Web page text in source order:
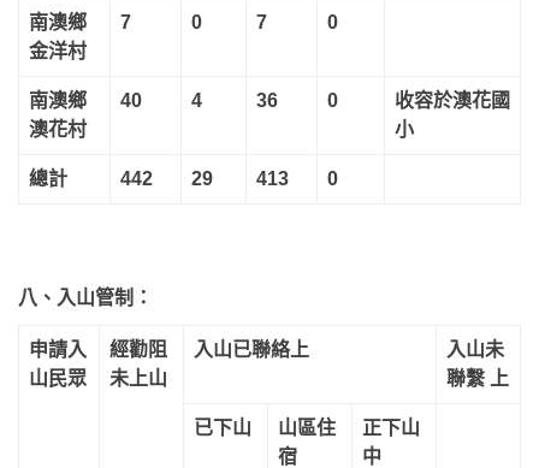
南澳鄉
金洋村
7 0 7 0
南澳鄉
澳花村
40 4 36 0
收容於澳花國
小
總計 442 29 413 0
八、入山管制：
申請入
山民眾
經勸阻
未上山
入山已聯絡上
入山未
聯繫 上
已下山
山區住
宿
正下山
中